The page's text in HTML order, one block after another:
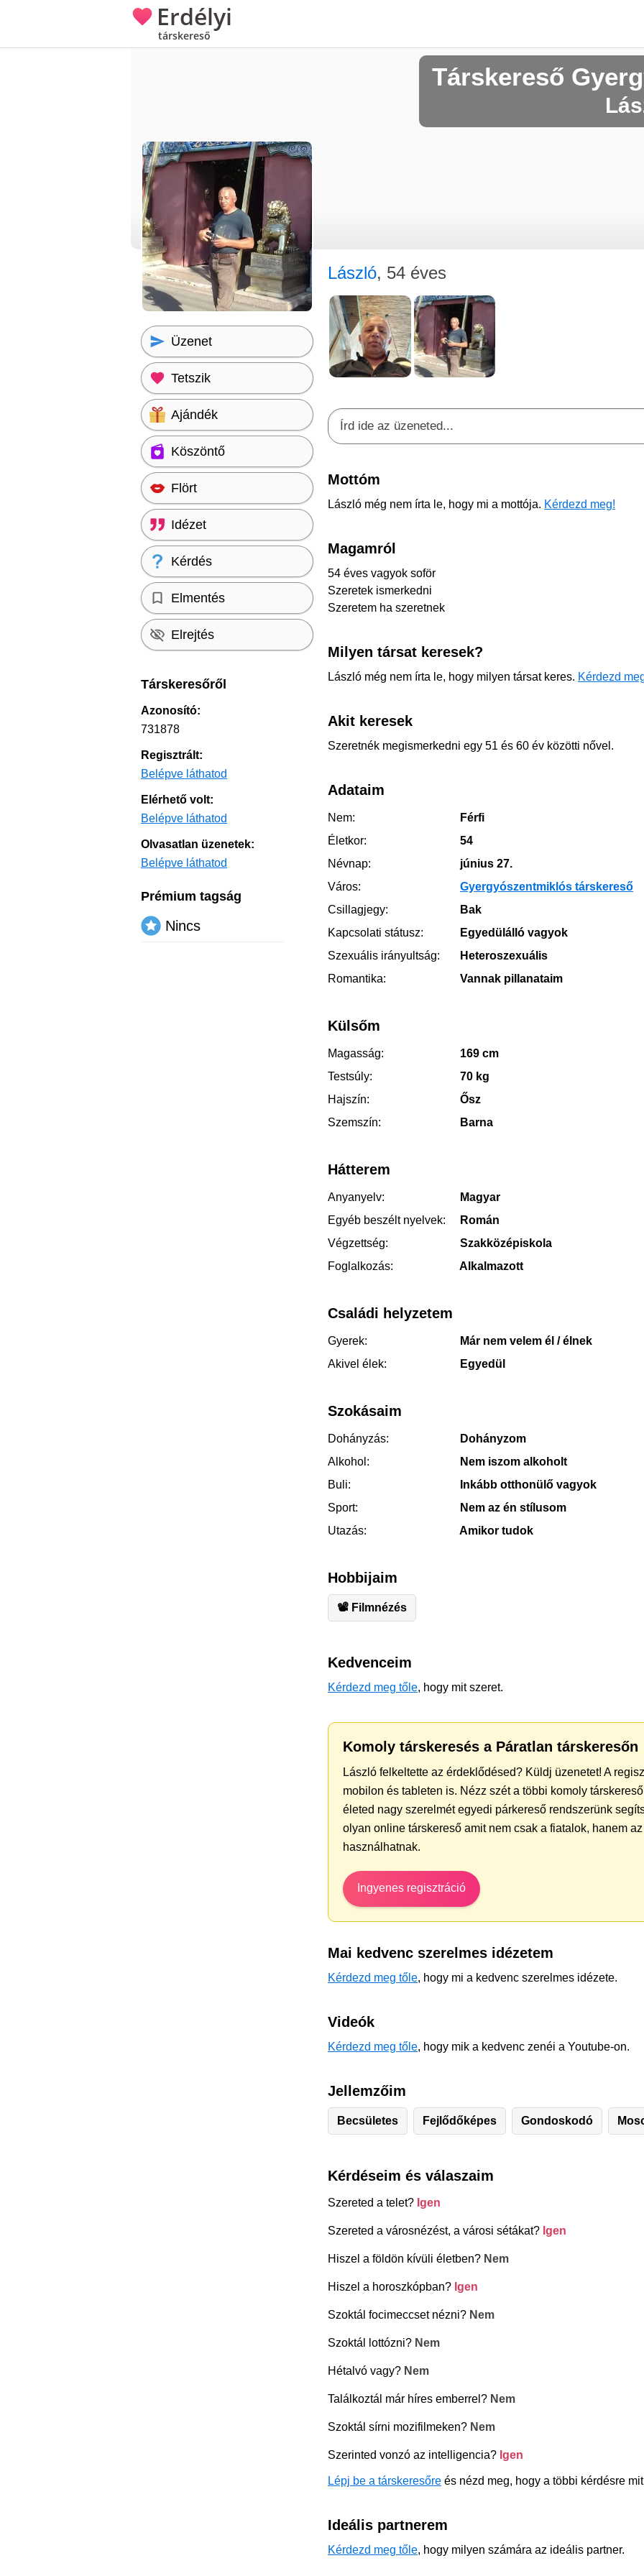
Erdélyi
társkereső
Társkereső
László, 54 éves
Mottóm
László még nem írta le, hogy mi a mottója. Kérdezd meg!
Magamról
54 éves vagyok soför
Szeretek ismerkedni
Szeretem ha szeretnek
Milyen társat keresek?
László még nem írta le, hogy milyen társat keres. Kérdezd
Akit keresek
Szeretnék megismerkedni egy 51 és 60 év közötti nővel.
Adataim
Nem:
Férfi
Életkor:
54
Névnap:
június 27.
Város:
Gyergyószentmiklós társkereső
Csillagjegy:
Bak
Kapcsolati státusz:
Egyedülálló vagyok
Szexuális irányultság:
Heteroszexuális
Romantika:
Vannak pillanataim
Külsőm
Magasság:
169 cm
Testsúly:
70 kg
Hajszín:
Ősz
Szemszín:
Barna
Hátterem
Anyanyelv:
Magyar
Egyéb beszélt nyelvek:
Román
Végzettség:
Szakközépiskola
Foglalkozás:
Alkalmazott
Családi helyzetem
Gyerek:
Már nem velem él / élnek
Akivel élek:
Egyedül
Szokásaim
Dohányzás:
Dohányzom
Alkohol:
Nem iszom alkoholt
Buli:
Inkább otthonülő vagyok
Sport:
Nem az én stílusom
Utazás:
Amikor tudok
Hobbijaim
📽 Filmnézés
Kedvenceim
Kérdezd meg tőle, hogy mit szeret.
Komoly társkeresés a Páratlan társkeresőn
László felkeltette az érdeklődésed? Küldj üzenetet! A
mobilon és tableten is. Nézz szét a többi komoly
életed nagy szerelmét egyedi párkereső rendszerünk
olyan online társkereső amit nem csak a fiatalok, hanem
használhatnak.
Ingyenes regisztráció
Mai kedvenc szerelmes idézetem
Kérdezd meg tőle, hogy mi a kedvenc szerelmes idézete.
Videók
Kérdezd meg tőle, hogy mik a kedvenc zenéi a Youtube-on.
Jellemzőim
Becsületes Fejlődőképes Gondoskodó
Kérdéseim és válaszaim
Szereted a telet? Igen
Szereted a városnézést, a városi sétákat? Igen
Hiszel a földön kívüli életben? Nem
Hiszel a horoszkópban? Igen
Szoktál focimeccset nézni? Nem
Szoktál lottózni? Nem
Hétalvó vagy? Nem
Találkoztál már híres emberrel? Nem
Szoktál sírni mozifilmeken? Nem
Szerinted vonzó az intelligencia? Igen
Lépj be a társkeresőre és nézd meg, hogy a többi kérdésre
Ideális partnerem
Kérdezd meg tőle, hogy milyen számára az ideális partner.
Üzenet
Tetszik
Ajándék
Köszöntő
Flört
Idézet
Kérdés
Elmentés
Elrejtés
Társkeresőről
Azonosító:
731878
Regisztrált:
Belépve láthatod
Elérhető volt:
Belépve láthatod
Olvasatlan üzenetek:
Belépve láthatod
Prémium tagság
Nincs